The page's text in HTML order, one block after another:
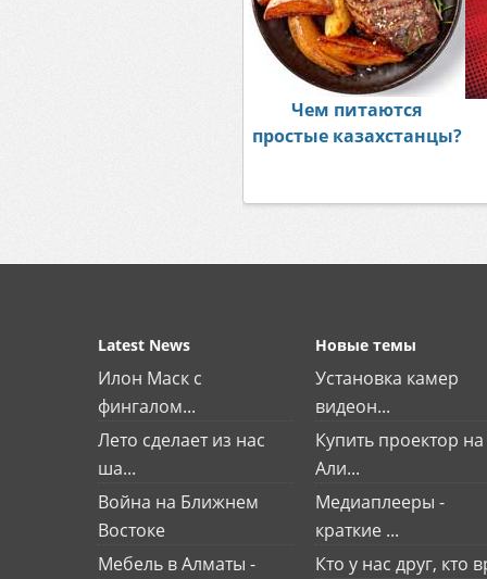
Чем питаются
простые казахстанцы?
Latest News
Илон Маск с
фингалом...
Лето сделает из нас
ша...
Война на Ближнем
Востоке
Мебель в Алматы -
Новые темы
Установка камер
видеон...
Купить проектор на
Али...
Медиаплееры -
краткие ...
Кто у нас друг, кто